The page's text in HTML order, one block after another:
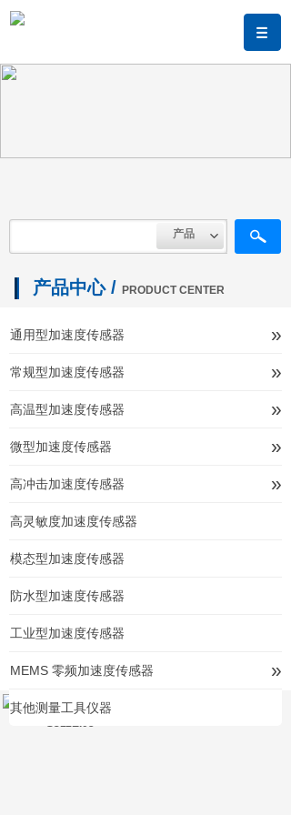
产品
产品中心 / PRODUCT CENTER
通用型加速度传感器 »
常规型加速度传感器 »
高温型加速度传感器 »
微型加速度传感器 »
高冲击加速度传感器 »
高灵敏度加速度传感器
模态型加速度传感器
防水型加速度传感器
工业型加速度传感器
MEMS 零频加速度传感器 »
其他测量工具仪器
S311E.05